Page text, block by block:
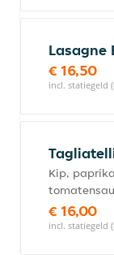
Lasagne
€ 16,50
incl. statiegeld
Kip,
€ 16,00
incl. statiegeld